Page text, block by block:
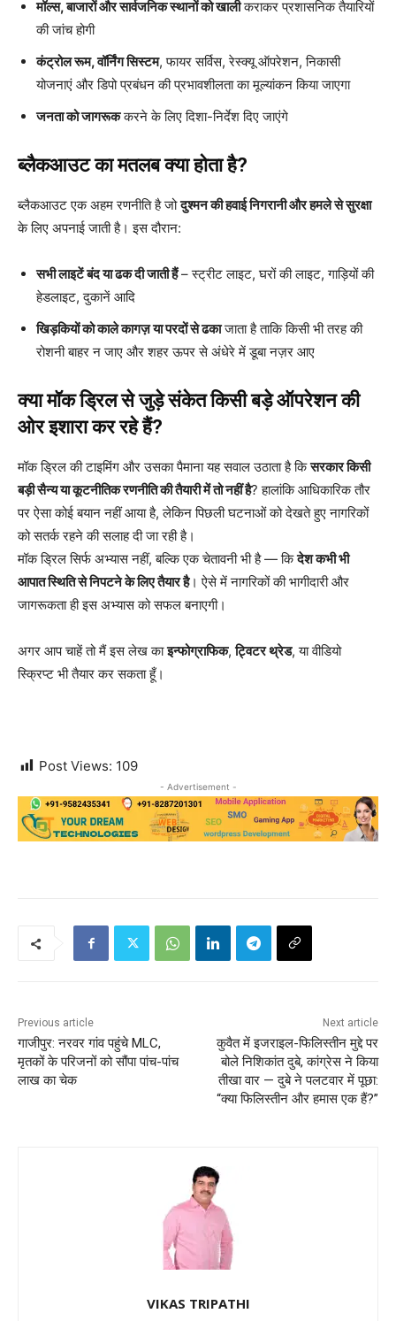
मॉल्स, बाजारों और सार्वजनिक स्थानों को खालीकराकर प्रशासनिक तैयारियों
की जांच होगी
कंट्रोल रूम, वॉर्निंग सिस्टम, फायर सर्विस, रेस्क्यू ऑपरेशन, निकासी
योजनाएं और डिपो प्रबंधन की प्रभावशीलता का मूल्यांकन किया जाएगा
जनता को जागरूककरने के लिए दिशा-निर्देश दिए जाएंगे
ब्लैकआउट का मतलब क्या होता है?
ब्लैकआउट एक अहम रणनीति है जोदुश्मन की हवाई निगरानी और हमले से सुरक्षा
के लिए अपनाई जाती है। इस दौरान:
सभी लाइटें बंद या ढक दी जाती हैं– स्ट्रीट लाइट, घरों की लाइट, गाड़ियों की
हेडलाइट, दुकानें आदि
खिड़कियों को काले कागज़ या परदों से ढकाजाता है ताकि किसी भी तरह की
रोशनी बाहर न जाए और शहर ऊपर से अंधेरे में डूबा नज़र आए
क्या मॉक ड्रिल से जुड़े संकेत किसी बड़े ऑपरेशन की
ओर इशारा कर रहे हैं?
मॉक ड्रिल की टाइमिंग और उसका पैमाना यह सवाल उठाता है किसरकार किसी
बड़ी सैन्य या कूटनीतिक रणनीति की तैयारी में तो नहीं है? हालांकि आधिकारिक तौर
पर ऐसा कोई बयान नहीं आया है, लेकिन पिछली घटनाओं को देखते हुए नागरिकों
को सतर्क रहने की सलाह दी जा रही है।
मॉक ड्रिल सिर्फ अभ्यास नहीं, बल्कि एक चेतावनी भी है — किदेश कभी भी
आपात स्थिति से निपटने के लिए तैयार है। ऐसे में नागरिकों की भागीदारी और
जागरूकता ही इस अभ्यास को सफल बनाएगी।
अगर आप चाहें तो मैं इस लेख काइन्फोग्राफिक,ट्विटर थ्रेड, या वीडियो
स्क्रिप्ट भी तैयार कर सकता हूँ।
Post Views: 109
- Advertisement -
Previous article
गाजीपुर: नरवर गांव पहुंचे MLC,
मृतकों के परिजनों को सौंपा पांच-पांच
लाख का चेक
Next article
कुवैत में इजराइल-फिलिस्तीन मुद्दे पर
बोले निशिकांत दुबे, कांग्रेस ने किया
तीखा वार — दुबे ने पलटवार में पूछा:
“क्या फिलिस्तीन और हमास एक हैं?”
VIKAS TRIPATHI